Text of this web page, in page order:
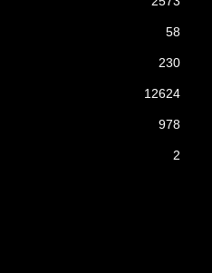
58
230
12624
978
2